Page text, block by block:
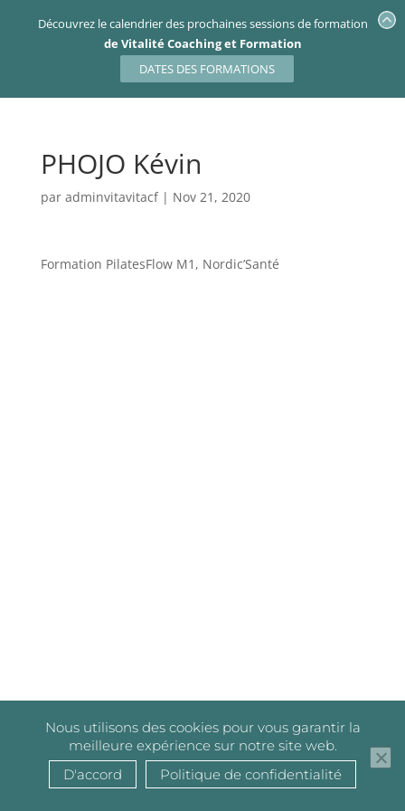
PHOJO Kévin
par adminvitavitacf| Nov 21, 2020
Formation PilatesFlow M1, Nordic’Santé
Découvrez le calendrier des prochaines sessions de formation
de Vitalité Coaching et Formation
DATES DES FORMATIONS
Nous utilisons des cookies pour vous garantir la
meilleure expérience sur notre site web.
D'accord
Politique de confidentialité